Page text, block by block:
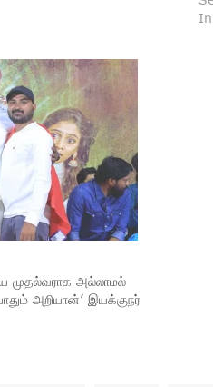
In
முதல்வராக அல்லாமல்
அறியான்’ இயக்குநர்